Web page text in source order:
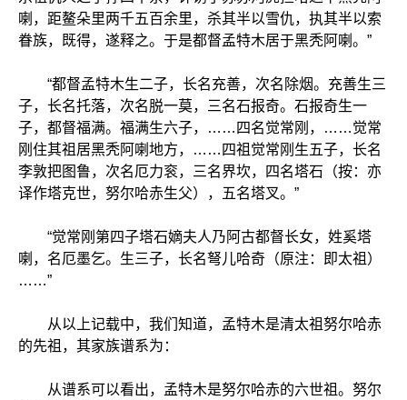
喇，距鳌朵里两千五百余里，杀其半以雪仇，执其半以索
眷族，既得，遂释之。于是都督孟特木居于黑秃阿喇。”
“都督孟特木生二子，长名充善，次名除烟。充善生三
子，长名托落，次名脱一莫，三名石报奇。石报奇生一
子，都督福满。福满生六子，……四名觉常刚，……觉常
刚住其祖居黑秃阿喇地方，……四祖觉常刚生五子，长名
李敦把图鲁，次名厄力衮，三名界坎，四名塔石（按：亦
译作塔克世，努尔哈赤生父），五名塔叉。”
“觉常刚第四子塔石嫡夫人乃阿古都督长女，姓奚塔
喇，名厄墨乞。生三子，长名弩儿哈奇（原注：即太祖）
……”
从以上记载中，我们知道，孟特木是清太祖努尔哈赤
的先祖，其家族谱系为：
从谱系可以看出，孟特木是努尔哈赤的六世祖。努尔